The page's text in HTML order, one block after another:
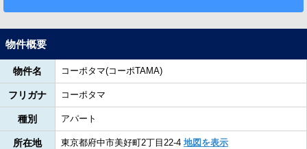
物件概要
物件名 コーポタマ(コーポTAMA)
フリガナ コーポタマ
種別 アパート
所在地 東京都府中市美好町2丁目22-4 地図を表示